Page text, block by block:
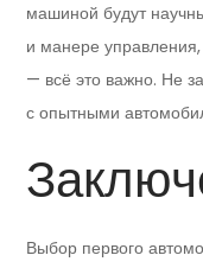
машиной будут
и манере
— всё это важно. Не
с опытными
Выбор первого